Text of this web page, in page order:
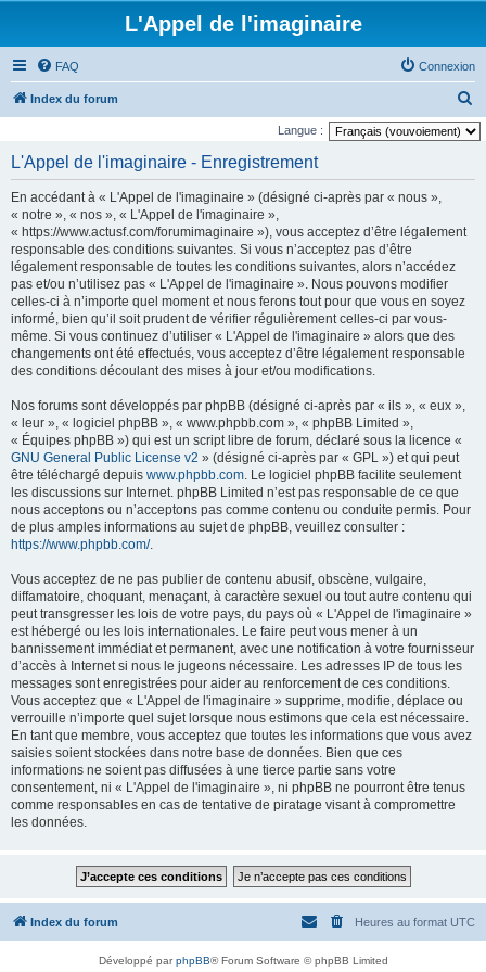
L'Appel de l'imaginaire
FAQ Connexion
Index du forum
e
Langue :
L'Appel de l'imaginaire - Enregistrement
En accédant à « L'Appel de l'imaginaire » (désigné ci-après par « nous »,
« notre », « nos », « L'Appel de l'imaginaire »,
« https://www.actusf.com/forumimaginaire »), vous acceptez d’être légalement
responsable des conditions suivantes. Si vous n’acceptez pas d’être
légalement responsable de toutes les conditions suivantes, alors n’accédez
pas et/ou n’utilisez pas « L'Appel de l'imaginaire ». Nous pouvons modifier
celles-ci à n’importe quel moment et nous ferons tout pour que vous en soyez
informé, bien qu’il soit prudent de vérifier régulièrement celles-ci par vous-
même. Si vous continuez d’utiliser « L'Appel de l'imaginaire » alors que des
changements ont été effectués, vous acceptez d’être légalement responsable
des conditions découlant des mises à jour et/ou modifications.
Nos forums sont développés par phpBB (désigné ci-après par « ils », « eux »,
« leur », « logiciel phpBB », « www.phpbb.com », « phpBB Limited »,
« Équipes phpBB ») qui est un script libre de forum, déclaré sous la licence «
GNU General Public License v2 » (désigné ci-après par « GPL ») et qui peut
être téléchargé depuis www.phpbb.com. Le logiciel phpBB facilite seulement
les discussions sur Internet. phpBB Limited n’est pas responsable de ce que
nous acceptons ou n’acceptons pas comme contenu ou conduite permis. Pour
de plus amples informations au sujet de phpBB, veuillez consulter :
https://www.phpbb.com/.
Vous acceptez de ne pas publier de contenu abusif, obscène, vulgaire,
diffamatoire, choquant, menaçant, à caractère sexuel ou tout autre contenu qui
peut transgresser les lois de votre pays, du pays où « L'Appel de l'imaginaire »
est hébergé ou les lois internationales. Le faire peut vous mener à un
bannissement immédiat et permanent, avec une notification à votre fournisseur
d’accès à Internet si nous le jugeons nécessaire. Les adresses IP de tous les
messages sont enregistrées pour aider au renforcement de ces conditions.
Vous acceptez que « L'Appel de l'imaginaire » supprime, modifie, déplace ou
verrouille n’importe quel sujet lorsque nous estimons que cela est nécessaire.
En tant que membre, vous acceptez que toutes les informations que vous avez
saisies soient stockées dans notre base de données. Bien que ces
informations ne soient pas diffusées à une tierce partie sans votre
consentement, ni « L'Appel de l'imaginaire », ni phpBB ne pourront être tenus
comme responsables en cas de tentative de piratage visant à compromettre
les données.
Index du forum Heures au format UTC
Développé parphpBB® Forum Software © phpBB Limited